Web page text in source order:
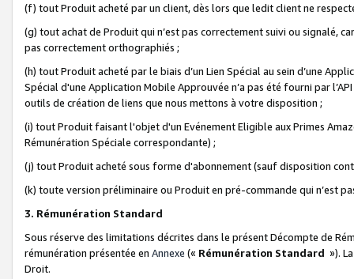
(f) tout Produit acheté par un client, dès lors que ledit client ne
(g) tout achat de Produit qui n’est pas correctement suivi ou signalé,
pas correctement orthographiés ;
(h) tout Produit acheté par le biais d’un Lien Spécial au sein d’une
Spécial d'une Application Mobile Approuvée n’a pas été fourni par
outils de création de liens que nous mettons à votre disposition ;
(i) tout Produit faisant l'objet d'un Evénement Eligible aux Primes
Rémunération Spéciale correspondante) ;
(j) tout Produit acheté sous forme d'abonnement (sauf disposition
(k) toute version préliminaire ou Produit en pré-commande qui n’est
3. Rémunération Standard
Sous réserve des limitations décrites dans le présent Décompte de
rémunération présentée en Annexe (« Rémunération Standard »).
Droit.